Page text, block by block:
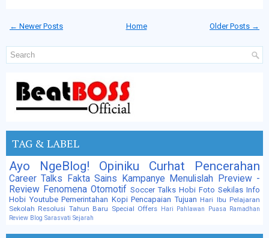
← Newer Posts Older Posts →
Home
TAG & LABEL
Ayo NgeBlog!
Opiniku Curhat Pencerahan
Career Talks Fakta Sains Kampanye Menulislah
Preview -
Review Fenomena Otomotif Soccer Talks Hobi Foto Sekilas Info
Hobi Youtube Pemerintahan Kopi Pencapaian Tujuan Hari Ibu Pelajaran
Sekolah Resolusi Tahun Baru Special Offers Hari Pahlawan Puasa Ramadhan
Review Blog Sarasvati Sejarah